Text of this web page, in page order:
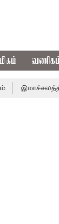
இமாச்சலத்தில்